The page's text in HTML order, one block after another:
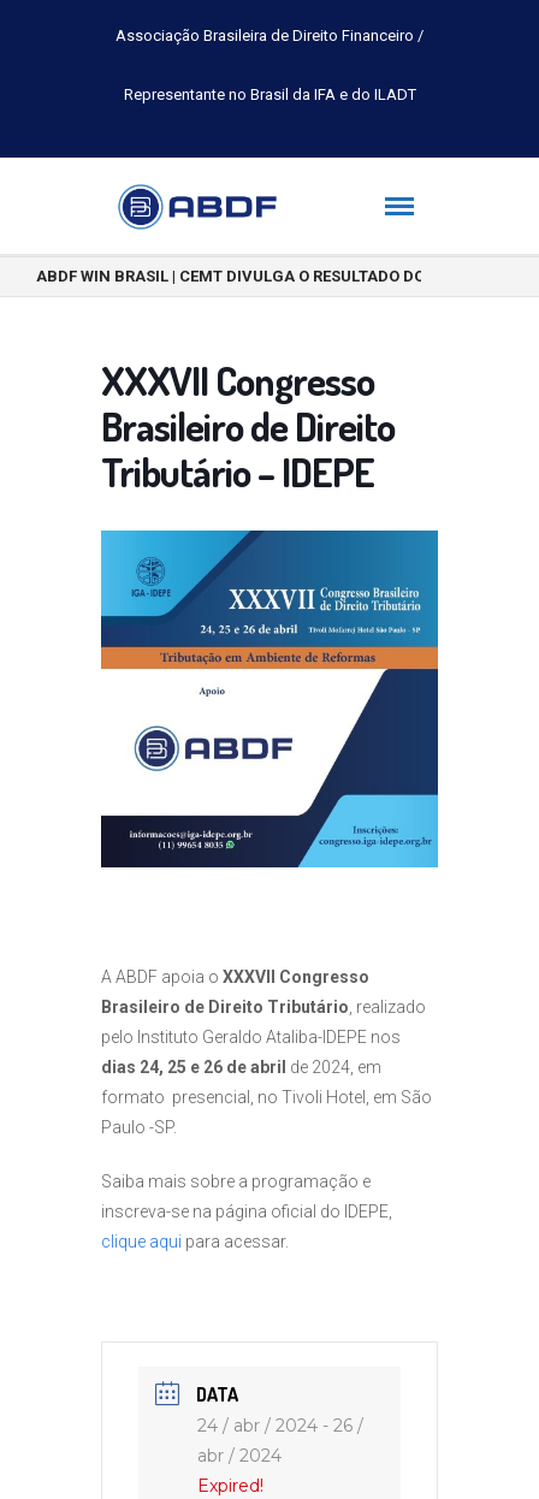
Associação Brasileira de Direito Financeiro /
Representante no Brasil da IFA e do ILADT
ABDF WIN BRASIL | CEMT DIVULGA O RESULTADO DO CONCURSO
XXXVII Congresso
Brasileiro de Direito
Tributário – IDEPE
A ABDF apoia o XXXVII Congresso
Brasileiro de Direito Tributário , realizado
pelo Instituto Geraldo Ataliba-IDEPE nos
dias 24, 25 e 26 de abril de 2024, em
formato presencial, no Tivoli Hotel, em São
Paulo -SP.
Saiba mais sobre a programação e
inscreva-se na página oficial do IDEPE,
clique aqui para acessar.
DATA
24 / abr / 2024 - 26 /
abr / 2024
Expired!